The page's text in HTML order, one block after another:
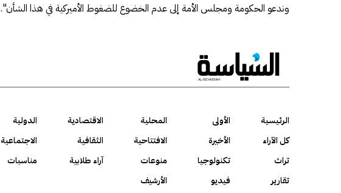
وندعو الحكومة ومجلس الأمة إلى عدم الخضوع للضغوط الأميركية في هذا الشأن".
الرئيسية الأولى المحلية الاقتصادية الدولية
كل الآراء
الأخيرة الافتتاحية الثقافية الاجتماعية
تراث
تكنولوجيا منوعات آراء طلابية مناسبات
تقارير
فيديو الأرشيف